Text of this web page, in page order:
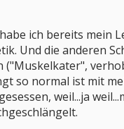
ich bereits mein
Und die anderen
so normal ist mit
weil...ja